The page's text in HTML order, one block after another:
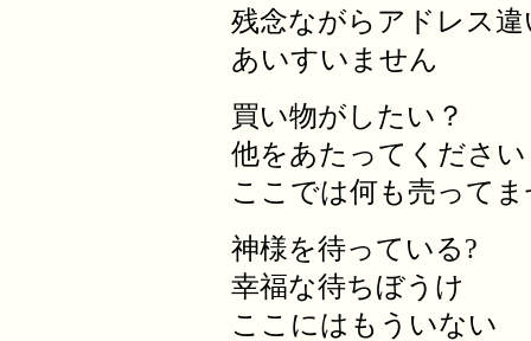
残念ながらアドレス違
あいすいません
買い物がしたい？
他をあたってください
ここでは何も売って
神様を待っている?
幸福な待ちぼうけ
ここにはもういない